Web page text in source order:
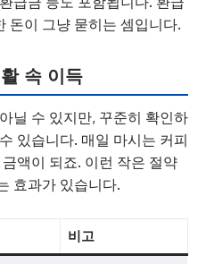
돈이 그냥 묻히는 셈입니다.
속 이득
닐 수 있지만, 꾸준히 확인하
있습니다. 매일 마시는 커피
액이 되죠. 이런 작은 절약
효과가 있습니다.
비고